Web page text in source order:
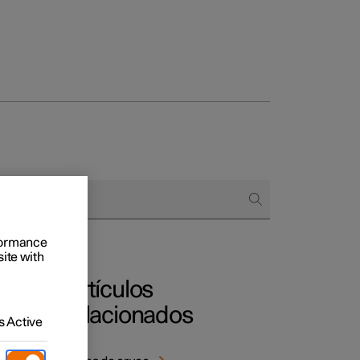
de financiación
,
Artículos
relacionados
with
Active